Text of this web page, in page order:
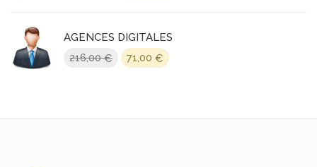
était :
389,00 €.
AGENCES DIGITALES
216,00€
Le
216,00 €.
71,00 € Le
71,00 €.